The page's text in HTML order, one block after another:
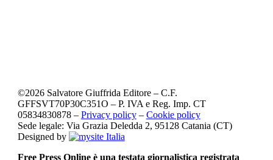
©2026Salvatore Giuffrida Editore – C.F.
GFFSVT70P30C351O – P. IVA e Reg. Imp. CT
05834830878 – Privacy policy– Cookie policy
Sede legale: Via Grazia Deledda 2, 95128 Catania (CT)
Designed by
Free Press Online è una testata giornalistica registrata